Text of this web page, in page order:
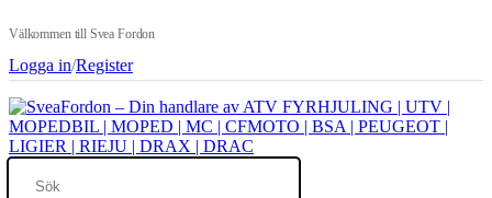
Välkommen till Svea Fordon
Logga in/Register